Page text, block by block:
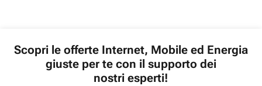
Scopri le offerte Internet, Mobile ed Energia
giuste per te con il supporto dei
nostri esperti!